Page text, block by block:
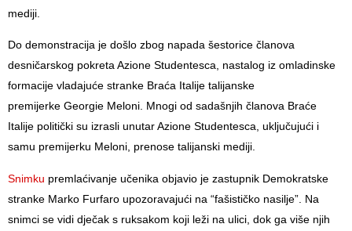
mediji.
Do demonstracija je došlo zbog napada šestorice članova
desničarskog pokreta Azione Studentesca, nastalog iz omladinske
formacije vladajuće stranke Braća Italije talijanske
premijerke Georgie Meloni. Mnogi od sadašnjih članova Braće
Italije politički su izrasli unutar Azione Studentesca, uključujući i
samu premijerku Meloni, prenose talijanski mediji.
Snimku premlaćivanje učenika objavio je zastupnik Demokratske
stranke Marko Furfaro upozoravajući na “fašističko nasilje”. Na
snimci se vidi dječak s ruksakom koji leži na ulici, dok ga više njih